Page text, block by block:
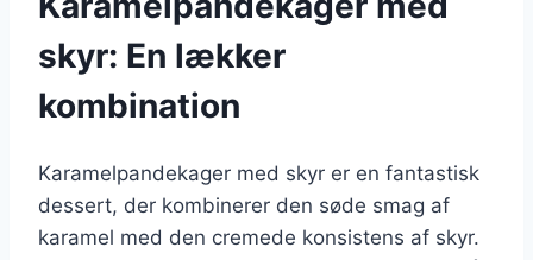
skyr: En lækker
kombination
Karamelpandekager med skyr er en fantastisk
dessert, der kombinerer den søde smag af
karamel med den cremede konsistens af skyr.